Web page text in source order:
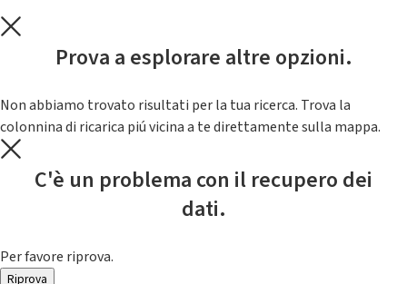
Prova a esplorare altre opzioni.
Non abbiamo trovato risultati per la tua ricerca. Trova la
colonnina di ricarica piú vicina a te direttamente sulla mappa.
C'è un problema con il recupero dei
dati.
Per favore riprova.
Riprova